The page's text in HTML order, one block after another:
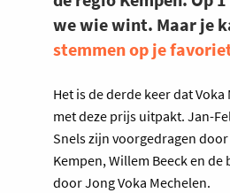
we wie wint. Maar je
stemmen op je
Het is de derde keer dat
met deze prijs uitpakt. Jan-
Snels zijn voorgedragen door
Kempen, Willem Beeck en de
door Jong Voka Mechelen.